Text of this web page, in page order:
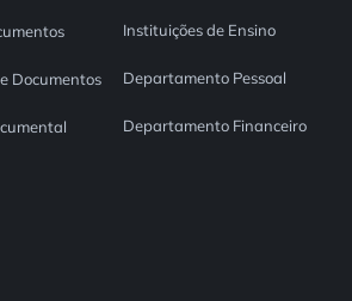
Documentos
Instituições de Ensino
Departamento Pessoal
Departamento Financeiro